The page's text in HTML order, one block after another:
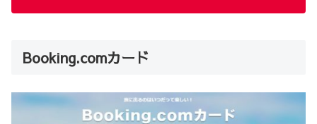
Booking.comカード